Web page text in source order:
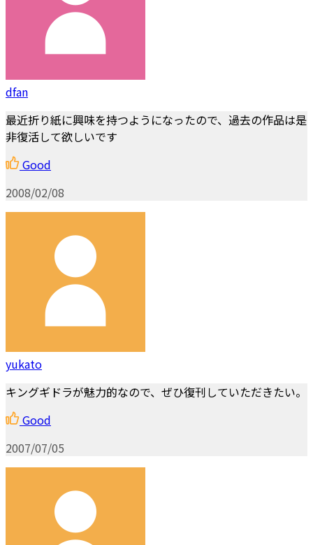
dfan
最近折り紙に興味を持つようになったので、過去の作品は是
非復活して欲しいです
Good
2008/02/08
yukato
キングギドラが魅力的なので、ぜひ復刊していただきたい。
Good
2007/07/05